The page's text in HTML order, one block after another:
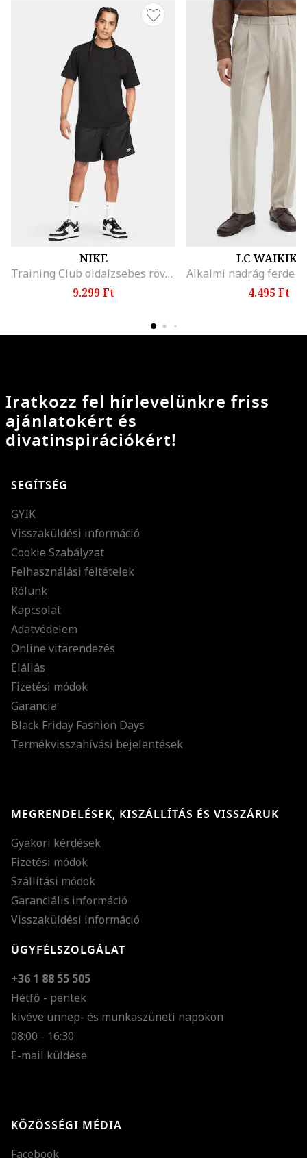
NIKE
Training Club oldalzsebes rövidnadrág, Fekete
9.299 Ft
LC WAIKIKI
4.495 Ft
Iratkozz fel hírlevelünkre friss
ajánlatokért és
divatinspirációkért!
SEGÍTSÉG
GYIK
Visszaküldési információ
Cookie Szabályzat
Felhasználási feltételek
Rólunk
Kapcsolat
Adatvédelem
Online vitarendezés
Elállás
Fizetési módok
Garancia
Black Friday Fashion Days
Termékvisszahívási bejelentések
MEGRENDELÉSEK, KISZÁLLÍTÁS ÉS VISSZÁRUK
Gyakori kérdések
Fizetési módok
Szállítási módok
Garanciális információ
Visszaküldési információ
ÜGYFÉLSZOLGÁLAT
+36 1 88 55 505
Hétfő - péntek
kivéve ünnep- és munkaszüneti napokon
08:00 - 16:30
E-mail küldése
KÖZÖSSÉGI MÉDIA
Facebook